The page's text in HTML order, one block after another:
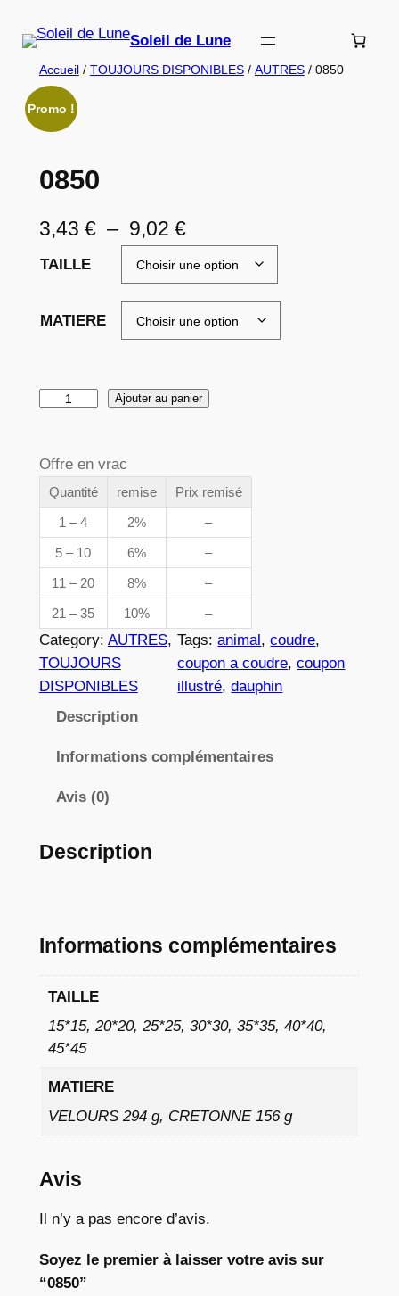
contenu
Soleil de Lune
Accueil/ TOUJOURS DISPONIBLES/ AUTRES/ 0850
Promo !
0850
3,43 € – 9,02 €P
l
a
g
d
e
r
i
x
:
3
,
4
2
TAILLE
MATIERE
n
t
0
8
5
Ajouter au panier
Offre en vrac
Quantité remise
Prix remisé
1 – 4
2%
–
5 – 10
6%
–
11 – 20
8%
–
21 – 35
10% –
Category: AUTRES
TOUJOURS
DISPONIBLES
Tags:animal, coudre
coupon a coudre, coupon
illustré, dauphin
Description
Informations complémentaires
Avis (0)
Description
Informations complémentaires
TAILLE
15*15, 20*20, 25*25, 30*30, 35*35, 40*40,
45*45
MATIERE
VELOURS 294 g, CRETONNE 156 g
Avis
Il n’y a pas encore d’avis.
Soyez le premier à laisser votre avis sur
“0850”